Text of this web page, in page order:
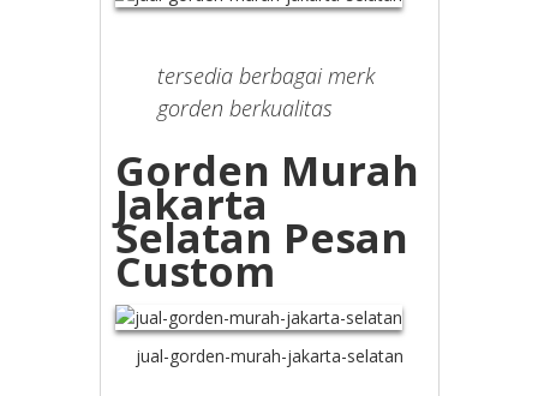
tersedia berbagai merk
gorden berkualitas
Gorden Murah
Jakarta
Selatan Pesan
Custom
jual-gorden-murah-jakarta-selatan